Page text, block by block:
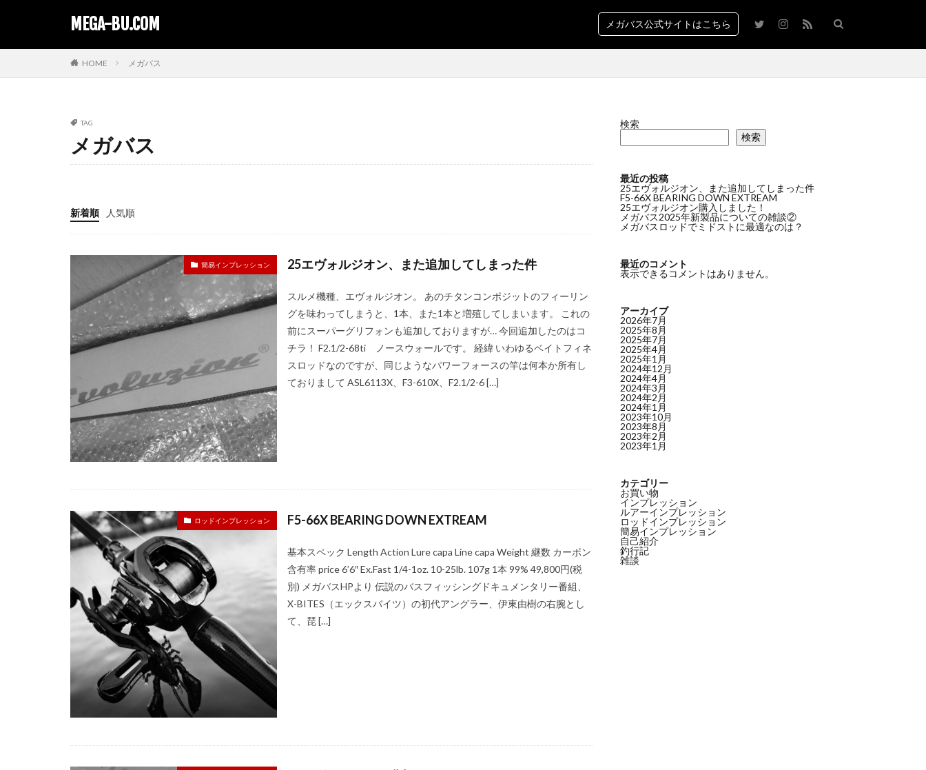
MEGA-BU.COM メガバス公式サイトはこちら
HOME メガバス
TAG
メガバス
新着順 人気順
簡易インプレッション 25エヴォルジオン、また追加してしまった件
スルメ機種、エヴォルジオン。 あのチタンコンポジットのフィーリン
グを味わってしまうと、1本、また1本と増殖してしまいます。 これの
前にスーパーグリフォンも追加しておりますが… 今回追加したのはコ
チラ！ F2.1/2-68ti ノースウォールです。 経緯 いわゆるベイトフィネ
スロッドなのですが、同じようなパワーフォースの竿は何本か所有し
ておりまして ASL6113X、F3-610X、F2.1/2-6 […]
ロッドインプレッション F5-66X BEARING DOWN EXTREAM
基本スペック Length Action Lure capa Line capa Weight 継数 カーボン
含有率 price 6’6″ Ex.Fast 1/4-1oz. 10-25lb. 107g 1本 99% 49,800円(税
別) メガバスHPより 伝説のバスフィッシングドキュメンタリー番組、
X-BITES（エックスバイツ）の初代アングラー、伊東由樹の右腕とし
て、琵 […]
検索
検索
最近の投稿
25エヴォルジオン、また追加してしまった件
F5-66X BEARING DOWN EXTREAM
25エヴォルジオン購入しました！
メガバス2025年新製品についての雑談②
メガバスロッドでミドストに最適なのは？
最近のコメント
表示できるコメントはありません。
アーカイブ
2026年7月
2025年8月
2025年7月
2025年4月
2025年1月
2024年12月
2024年4月
2024年3月
2024年2月
2024年1月
2023年10月
2023年8月
2023年2月
2023年1月
カテゴリー
お買い物
インプレッション
ルアーインプレッション
ロッドインプレッション
簡易インプレッション
自己紹介
釣行記
雑談